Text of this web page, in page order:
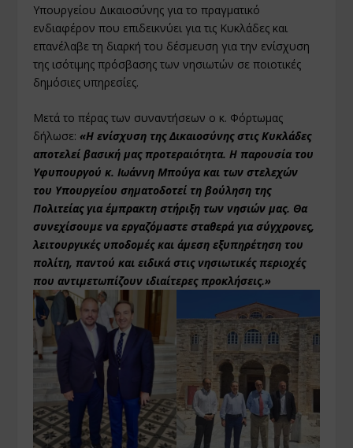
Υπουργείου Δικαιοσύνης για το πραγματικό
ενδιαφέρον που επιδεικνύει για τις Κυκλάδες και
επανέλαβε τη διαρκή του δέσμευση για την ενίσχυση
της ισότιμης πρόσβασης των νησιωτών σε ποιοτικές
δημόσιες υπηρεσίες.
Μετά το πέρας των συναντήσεων ο κ. Φόρτωμας
δήλωσε: «Η ενίσχυση της Δικαιοσύνης στις Κυκλάδες
αποτελεί βασική μας προτεραιότητα. Η παρουσία του
Υφυπουργού κ. Ιωάννη Μπούγα και των στελεχών
του Υπουργείου σηματοδοτεί τη βούληση της
Πολιτείας για έμπρακτη στήριξη των νησιών μας. Θα
συνεχίσουμε να εργαζόμαστε σταθερά για σύγχρονες,
λειτουργικές υποδομές και άμεση εξυπηρέτηση του
πολίτη, παντού και ειδικά στις νησιωτικές περιοχές
που αντιμετωπίζουν ιδιαίτερες προκλήσεις.»